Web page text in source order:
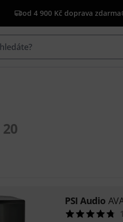
od 4 900 Kč doprava zdarma
20
PSI Audio